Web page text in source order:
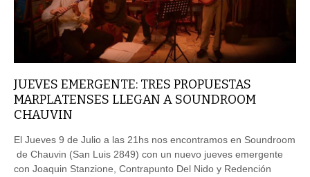
JUEVES EMERGENTE: TRES PROPUESTAS
MARPLATENSES LLEGAN A SOUNDROOM
CHAUVIN
El Jueves 9 de Julio a las 21hs nos encontramos en Soundroom
de Chauvin (San Luis 2849) con un nuevo jueves emergente
con Joaquin Stanzione, Contrapunto Del Nido y Redención